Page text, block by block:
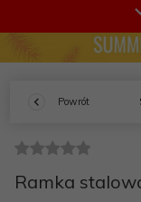
Powrót
Ramka